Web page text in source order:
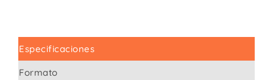
Especificaciones
Formato